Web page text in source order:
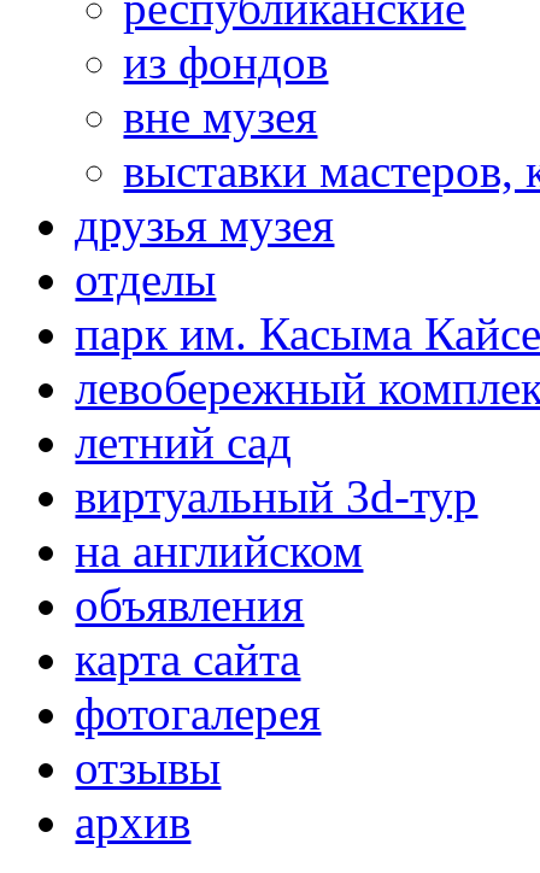
из фондов
вне музея
выставки мастеров,
друзья музея
отделы
парк им. Касыма
левобережный
летний сад
виртуальный 3d-тур
на английском
объявления
карта сайта
фотогалерея
отзывы
архив